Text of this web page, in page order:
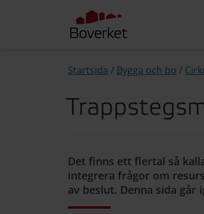
Startsida / Bygga och bo /
Det finns ett flertal så
integrera frågor om
av beslut. Denna sida går